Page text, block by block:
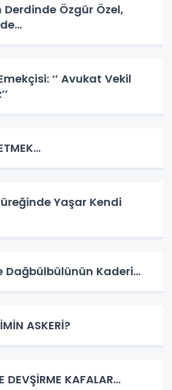
Özgür Özel,
‘’ Avukat Vekil
Yaşar Kendi
Dağbülbülünün Kaderi…
ASKERİ?
DEVŞİRME KAFALAR…